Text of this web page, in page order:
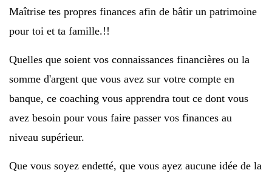
Maîtrise tes propres finances afin de bâtir un patrimoine
pour toi et ta famille.!!
Quelles que soient vos connaissances financières ou la
somme d'argent que vous avez sur votre compte en
banque, ce coaching vous apprendra tout ce dont vous
avez besoin pour vous faire passer vos finances au
niveau supérieur.
Que vous soyez endetté, que vous ayez aucune idée de la